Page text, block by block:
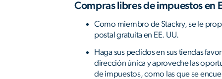
Compras libres de impuestos en
Como miembro de Stackry, se le
postal gratuita en EE. UU.
Haga sus pedidos en sus tiendas
dirección única y aproveche las
de impuestos, como las que se